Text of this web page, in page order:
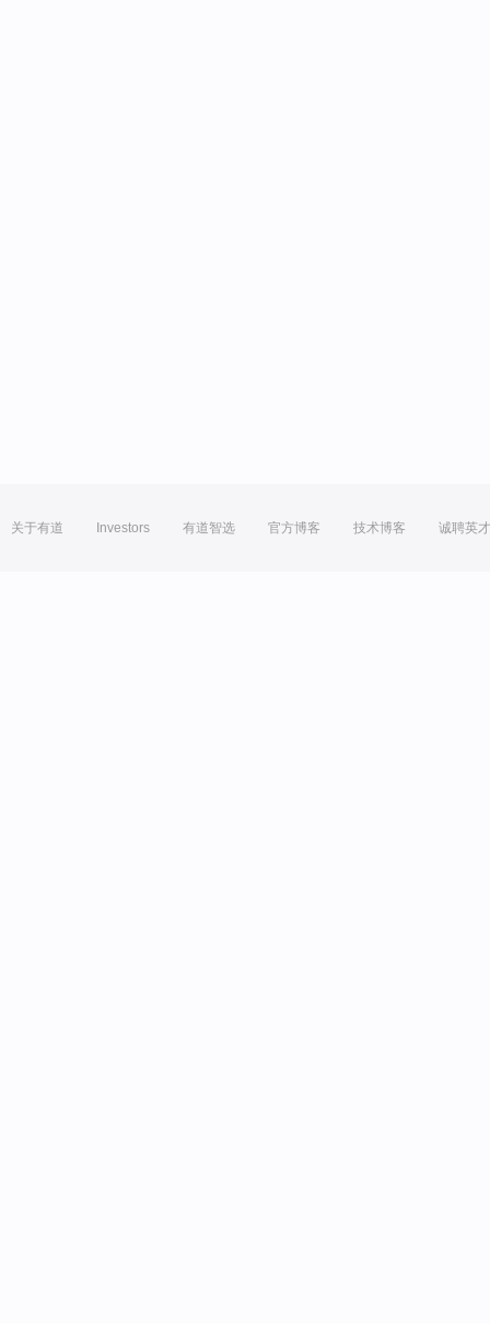
关于有道 Investors 有道智选 官方博客 技术博客 诚聘英才